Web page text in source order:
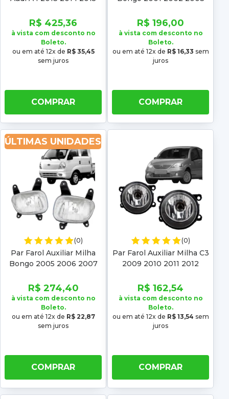
R$ 425,36
à vista com desconto no
Boleto.
ou em até 12x de R$ 35,45
sem juros
COMPRAR
R$ 196,00
à vista com desconto no
Boleto.
ou em até 12x de R$ 16,33 sem
juros
COMPRAR
ÚLTIMAS UNIDADES
(0)
Par Farol Auxiliar Milha
Bongo 2005 2006 2007
2012
R$ 274,40
à vista com desconto no
Boleto.
ou em até 12x de R$ 22,87
sem juros
COMPRAR
(0)
Par Farol Auxiliar Milha C3
2009 2010 2011 2012
R$ 162,54
à vista com desconto no
Boleto.
ou em até 12x de R$ 13,54 sem
juros
COMPRAR